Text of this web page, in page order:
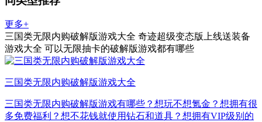
更多+
三国类无限内购破解版游戏大全 奇迹超级变态版上线送装备
游戏大全 可以无限抽卡的破解版游戏都有哪些
三国类无限内购破解版游戏大全
三国类无限内购破解版游戏有哪些？想玩不想氪金？想拥有很
多免费福利？想不花钱就使用钻石和道具？想拥有VIP级别的